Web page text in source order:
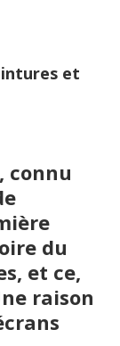
et
connu
du
et ce,
raison